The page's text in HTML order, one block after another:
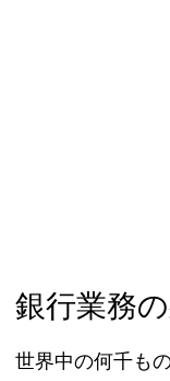
銀行業務
世界中の何千も